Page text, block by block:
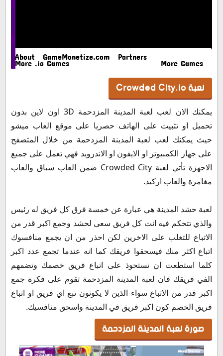
لعبة Crowded City.io
يمكنك الان لعب لعبة المدينة المزدحمة 3D اون لاين بدون
تحميل او تثبيت على الهاتف حصريا على موقع العاب ميشو
حيث يمكنك لعب لعبة المدينة المزدحمة من خلال المتصفح
على جهاز الكمبيوتر او الايفون او الاندرويد فهي تعمل على جميع
الاجهزة تأتي لعبة Crowded City ضمن العاب سباق والعاب
مغامرة والعاب اركيد.
لعبة حشد المدينة هي عبارة عن خمسة فرق كل فريق له رئيس
والذي تتحكم فيه انت كل فريق سعى لحشد وجمع اكبر قدر من
الاتباع للتغلب على الاخرين لكن احذر من ان يجمع منافسوك
اتباع اكثر منك فيسحقوا فريقك كما انه عندما تجمع عدد اكبر
كلما استطعت ان تستحوذ على اتباع فريق خصمك وتضمهم
الفي فريقك فان لعبة المدينة المزدحمة تقوم على فكرة جمع
اكبر قدر من الاتباع سواء الذين لا يكونون تبع اي فريق او اتباع
فريق الخصم كون اكبر فريق في المدينة واسحق منافسيك.
صورة لعبة المدينة المزدحمة